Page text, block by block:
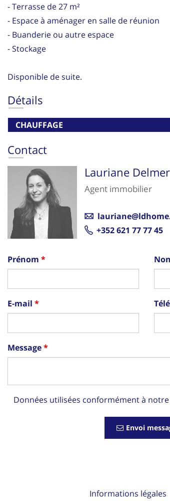
- Terrasse de 27 m²
- Espace à aménager en salle de réunion
- Buanderie ou autre espace
- Stockage
Disponible de suite.
Détails
CHAUFFAGE
Contact
Lauriane Delmer
Agent immobilier
+352 621 77 77 45
Prénom
E-mail
Message
Données utilisées conformément à notre
Envoi
Informations légales